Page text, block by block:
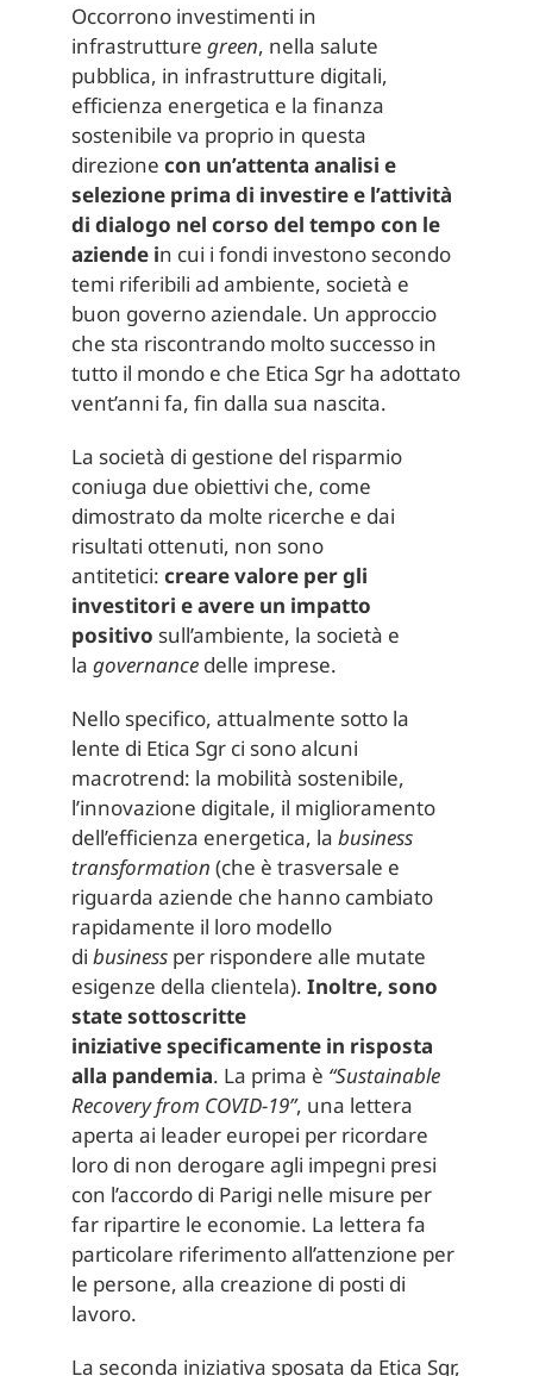
Occorrono investimenti in
infrastrutture green, nella salute
pubblica, in infrastrutture digitali,
efficienza energetica e la finanza
sostenibile va proprio in questa
direzione con un’attenta analisi e
selezione prima di investire e l’attività
di dialogo nel corso del tempo con le
aziende in cui i fondi investono secondo
temi riferibili ad ambiente, società e
buon governo aziendale. Un approccio
che sta riscontrando molto successo in
tutto il mondo e che Etica Sgr ha adottato
vent’anni fa, fin dalla sua nascita.
La società di gestione del risparmio
coniuga due obiettivi che, come
dimostrato da molte ricerche e dai
risultati ottenuti, non sono
antitetici: creare valore per gli
investitori e avere un impatto
positivo sull’ambiente, la società e
la governancedelle imprese.
Nello specifico, attualmente sotto la
lente di Etica Sgr ci sono alcuni
macrotrend: la mobilità sostenibile,
l’innovazione digitale, il miglioramento
dell’efficienza energetica, la business
transformation (che è trasversale e
riguarda aziende che hanno cambiato
rapidamente il loro modello
di businessper rispondere alle mutate
esigenze della clientela). Inoltre, sono
state sottoscritte
iniziative specificamente in risposta
alla pandemia. La prima è “Sustainable
Recovery from COVID-19”, una lettera
aperta ai leader europei per ricordare
loro di non derogare agli impegni presi
con l’accordo di Parigi nelle misure per
far ripartire le economie. La lettera fa
particolare riferimento all’attenzione per
le persone, alla creazione di posti di
lavoro.
La seconda iniziativa sposata da Etica Sgr,